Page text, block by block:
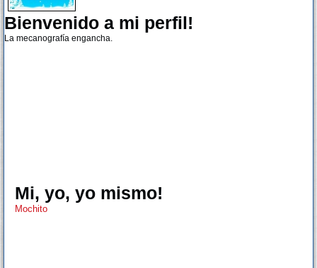
Bienvenido a mi perfil!
La mecanografía engancha.
Mi, yo, yo mismo!
Mochito